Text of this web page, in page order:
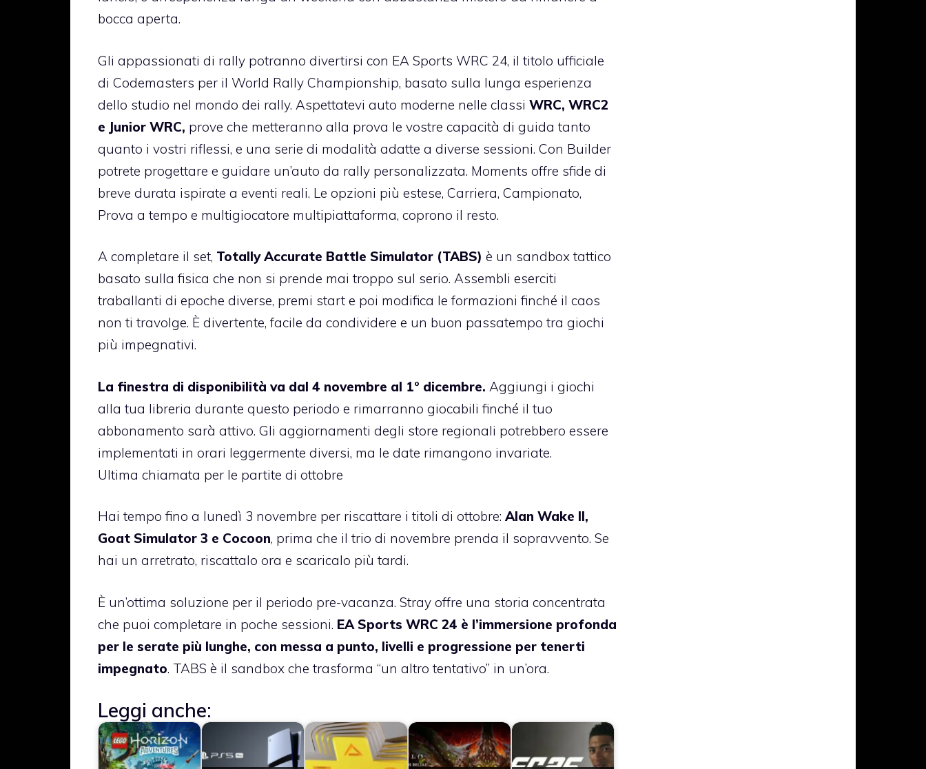
bocca aperta.
Gli appassionati di rally potranno divertirsi con EA Sports WRC 24, il titolo ufficiale
di Codemasters per il World Rally Championship, basato sulla lunga esperienza
dello studio nel mondo dei rally. Aspettatevi auto moderne nelle classi WRC, WRC2
e Junior WRC, prove che metteranno alla prova le vostre capacità di guida tanto
quanto i vostri riflessi, e una serie di modalità adatte a diverse sessioni. Con Builder
potrete progettare e guidare un’auto da rally personalizzata. Moments offre sfide di
breve durata ispirate a eventi reali. Le opzioni più estese, Carriera, Campionato,
Prova a tempo e multigiocatore multipiattaforma, coprono il resto.
A completare il set, Totally Accurate Battle Simulator (TABS) è un sandbox tattico
basato sulla fisica che non si prende mai troppo sul serio. Assembli eserciti
traballanti di epoche diverse, premi start e poi modifica le formazioni finché il caos
non ti travolge. È divertente, facile da condividere e un buon passatempo tra giochi
più impegnativi.
La finestra di disponibilità va dal 4 novembre al 1° dicembre. Aggiungi i giochi
alla tua libreria durante questo periodo e rimarranno giocabili finché il tuo
abbonamento sarà attivo. Gli aggiornamenti degli store regionali potrebbero essere
implementati in orari leggermente diversi, ma le date rimangono invariate.
Ultima chiamata per le partite di ottobre
Hai tempo fino a lunedì 3 novembre per riscattare i titoli di ottobre: ​​Alan Wake II,
Goat Simulator 3 e Cocoon, prima che il trio di novembre prenda il sopravvento. Se
hai un arretrato, riscattalo ora e scaricalo più tardi.
È un’ottima soluzione per il periodo pre-vacanza. Stray offre una storia concentrata
che puoi completare in poche sessioni. EA Sports WRC 24 è l’immersione profonda
per le serate più lunghe, con messa a punto, livelli e progressione per tenerti
impegnato. TABS è il sandbox che trasforma “un altro tentativo” in un’ora.
Leggi anche: